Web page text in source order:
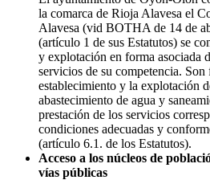
la comarca de Rioja Alavesa el
Alavesa (vid BOTHA de 14 de
(artículo 1 de sus Estatutos) se
y explotación en forma asociada
servicios de su competencia.
establecimiento y la explotación
abastecimiento de agua y
prestación de los servicios
condiciones adecuadas y
(artículo 6.1. de los Estatutos).
Acceso a los núcleos de
vías públicas